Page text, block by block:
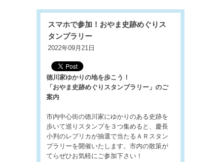
スマホで参加！おやま史跡めぐりス
タンプラリー
2022年09月21日
徳川家ゆかりの地を歩こう！
「おやま史跡めぐりスタンプラリー」のご
案内
市内中心街の徳川家にゆかりのある史跡を
歩いて巡りスタンプを３つ集めると、慶長
小判のレプリカが抽選で当たるＡＲスタン
プラリーを開催いたします。市内の散策が
てらぜひお気軽にご参加下さい！